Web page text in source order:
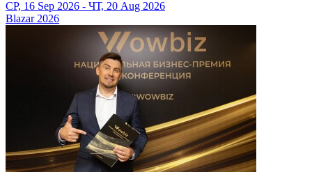
СР, 16 Sep 2026 - ЧТ, 20 Aug 2026
Blazar 2026